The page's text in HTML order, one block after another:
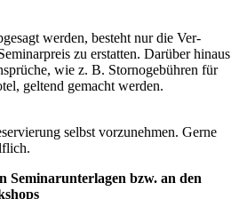
werden, besteht nur die Ver­
zu erstat­ten. Darüber hin­aus
wie z. B. Stornoge­bühren für
geltend gemacht wer­den.
selbst vorzunehmen. Gerne
Seminarunterlagen bzw. an den